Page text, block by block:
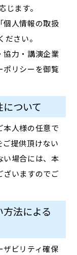
ます。
個人情報の取扱
さい。
協力・講演企業
ポリシーを御覧
ついて
本人様の任意で
ご提供頂けない
い場合には、本
ざいますのでご
法による
ザビリティ確保